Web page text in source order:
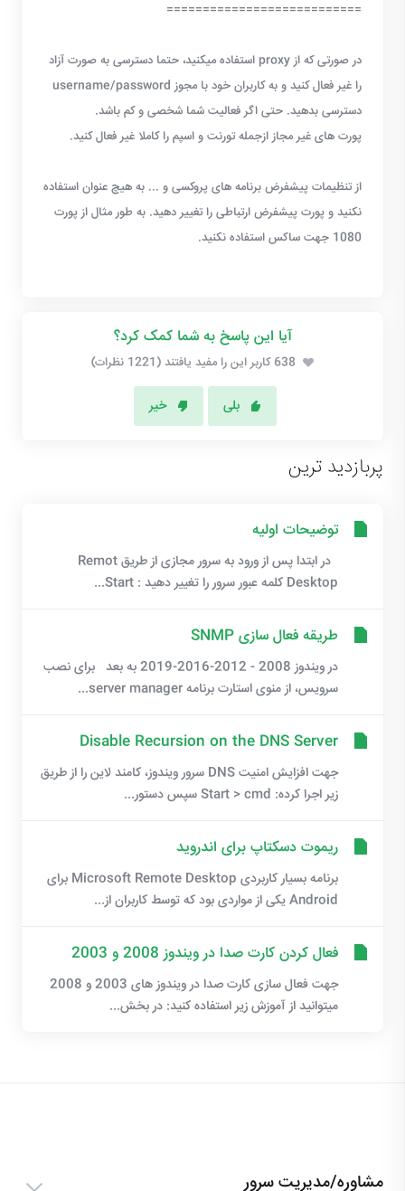
===========================
در صورتی که از proxy استفاده میکنید، حتما دسترسی به صورت آزاد
را غیر فعال کنید و به کاربران خود با مجوز username/password
دسترسی بدهید. حتی اگر فعالیت شما شخصی و کم باشد.
پورت های غیر مجاز ازجمله تورنت و اسپم را کاملا غیر فعال کنید.
از تنظیمات پیشفرض برنامه های پروکسی و ... به هیچ عنوان استفاده
نکنید و پورت پیشفرض ارتباطی را تغییر دهید. به طور مثال از پورت
1080 جهت ساکس استفاده نکنید.
آیا این پاسخ به شما کمک کرد؟
638 کاربر این را مفید یافتند (1221 نظرات)
بلی خیر
پربازدید ترین
توضیحات اولیه
در ابتدا پس از ورود به سرور مجازی از طریق Remot
Desktop کلمه عبور سرور را تغییر دهید : Start...
طریقه فعال سازی SNMP
در ویندوز 2008 - 2012-2016-2019 به بعد برای نصب
سرویس، از منوی استارت برنامه server manager...
Disable Recursion on the DNS Server
جهت افزایش امنیت DNS سرور ویندوز، کامند لاین را از طریق
زیر اجرا کرده: Start > cmd سپس دستور...
ریموت دسکتاپ برای اندروید
برنامه بسیار کاربردی Microsoft Remote Desktop برای
Android یکی از مواردی بود که توسط کاربران از...
فعال کردن کارت صدا در ویندوز 2008 و 2003
جهت فعال سازی کارت صدا در ویندوز های 2003 و 2008
میتوانید از آموزش زیر استفاده کنید: در بخش...
مشاوره/مدیریت سرور